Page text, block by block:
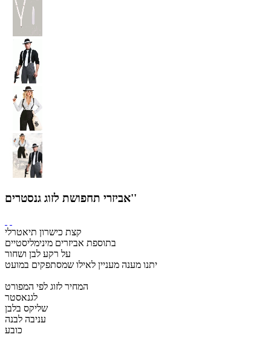
אביזרי תחפושת לזוג גנסטרים''
קצת כישרון תיאטרלי
בתוספת אביזרים מינימליסטיים
על רקע לבן ושחור
יתנו מענה מעניין לאילו שמסתפקים במועט
המחיר לזוג לפי המפורט
לגנאסטר
שליקס בלבן
עניבה לבנה
כובע